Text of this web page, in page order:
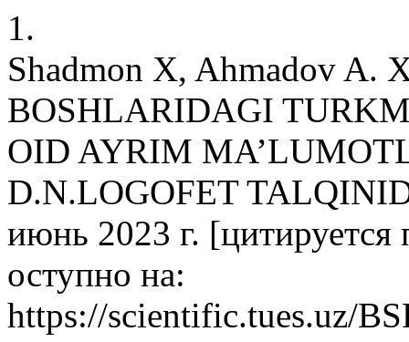
1.
Shadmon X, Ahmadov A.
BOSHLARIDAGI
OID AYRIM
D.N.LOGOFET
июнь 2023 г. [цитируется
оступно на:
https://scientific.tues.uz/